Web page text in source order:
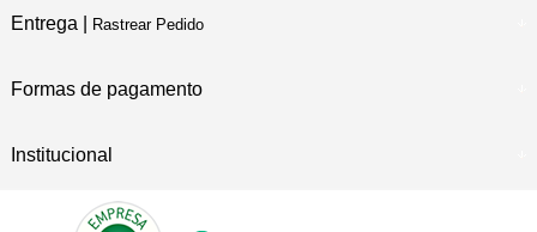
Entrega | Rastrear Pedido
Formas de pagamento
Institucional